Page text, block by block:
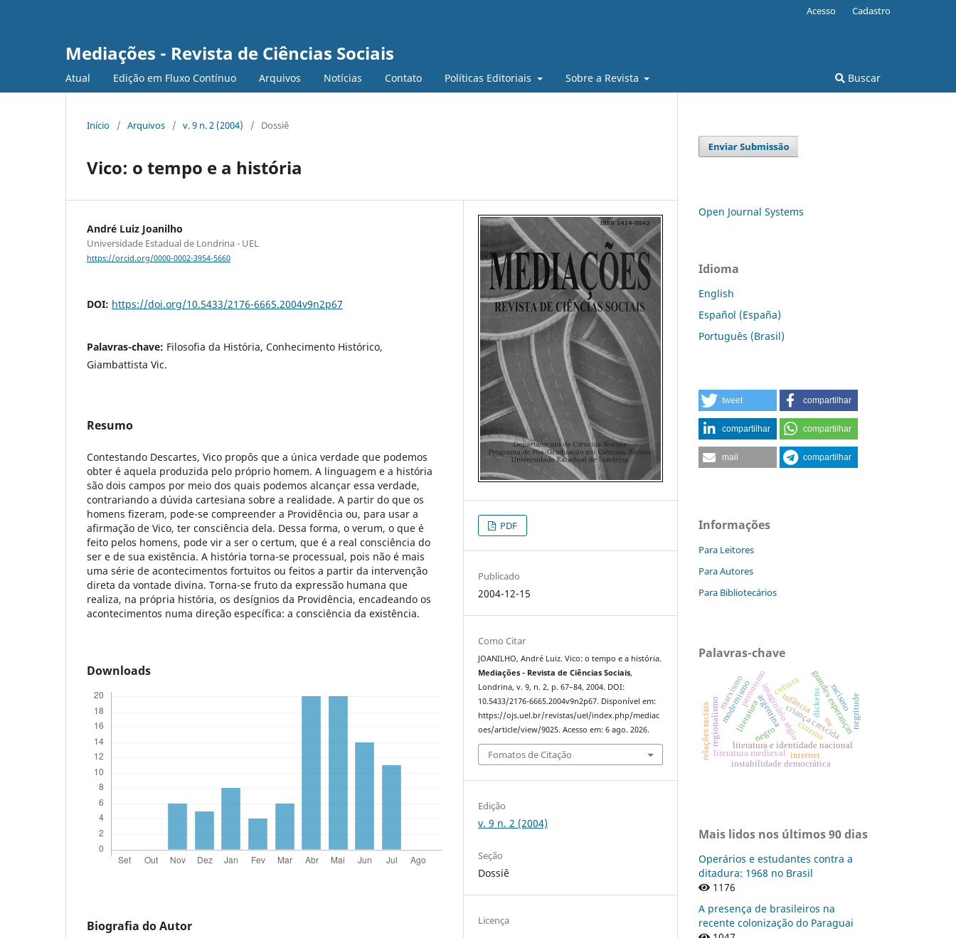
Mediações - Revista de Ciências Sociais
Atual Edição em Fluxo Contínuo Arquivos Notícias Contato Políticas Editoriais Sobre a Revista Buscar
Acesso Cadastro
Início / Arquivos / v. 9 n. 2 (2004) / Dossiê
Vico: o tempo e a história
André Luiz Joanilho
Universidade Estadual de Londrina - UEL
https://orcid.org/0000-0002-3954-5660
DOI: https://doi.org/10.5433/2176-6665.2004v9n2p67
Palavras-chave: Filosofia da História, Conhecimento Histórico,
Giambattista Vic.
Resumo
Contestando Descartes, Vico propôs que a única verdade que podemos
obter é aquela produzida pelo próprio homem. A linguagem e a história
são dois campos por meio dos quais podemos alcançar essa verdade,
contrariando a dúvida cartesiana sobre a realidade. A partir do que os
homens fizeram, pode-se compreender a Providência ou, para usar a
afirmação de Vico, ter consciência dela. Dessa forma, o verum, o que é
feito pelos homens, pode vir a ser o certum, que é a real consciência do
ser e de sua existência. A história torna-se processual, pois não é mais
uma série de acontecimentos fortuitos ou feitos a partir da intervenção
direta da vontade divina. Torna-se fruto da expressão humana que
realiza, na própria história, os desígnios da Providência, encadeando os
acontecimentos numa direção específica: a consciência da existência.
Downloads
Biografia do Autor
PDF
Publicado
2004-12-15
Como Citar
JOANILHO, André Luiz. Vico: o tempo e a história.
Mediações - Revista de Ciências Sociais,
Londrina, v. 9, n. 2, p. 67–84, 2004. DOI:
10.5433/2176-6665.2004v9n2p67. Disponível em:
https://ojs.uel.br/revistas/uel/index.php/mediac
oes/article/view/9025. Acesso em: 6 ago. 2026.
Fomatos de Citação
Edição
v. 9 n. 2 (2004)
Seção
Dossiê
Licença
Open Journal Systems
Idioma
English
Español (España)
Português (Brasil)
tweet compartilhar
compartilhar compartilhar
mail compartilhar
Informações
Para Leitores
Para Autores
Para Bibliotecários
Palavras-chave
dickens
infânciagrandes esperanças
criança crescida
cinema
literatura e identidade nacional
imaginário régio
literatura medieval
peronismo
argentina
literatura
modernismo
regionalismo
cultura
negritude
negro
relações raciais
racismo
marxismo
eu
internet
instabilidade democrática
Mais lidos nos últimos 90 dias
Operários e estudantes contra a
ditadura: 1968 no Brasil
1176
A presença de brasileiros na
recente colonização do Paraguai